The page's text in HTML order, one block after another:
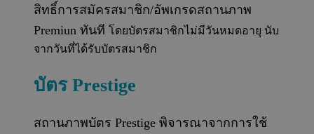
สิทธิ์การสมัครสมาชิก/อัพเกรดสถานภาพ
Premiun ทันที โดยบัตรสมาชิกไม่มีวันหมดอายุ นับ
จากวันที่ได้รับบัตรสมาชิก
บัตร Prestige
สถานภาพบัตร Prestige พิจารณาจากการใช้